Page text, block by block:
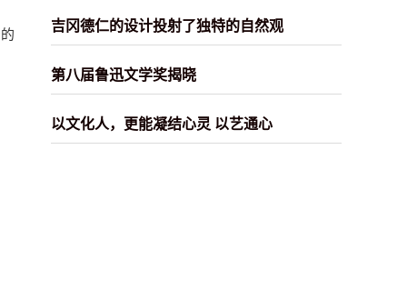
吉冈德仁的设计投射了独特的自然观
第八届鲁迅文学奖揭晓
以文化人，更能凝结心灵 以艺通心